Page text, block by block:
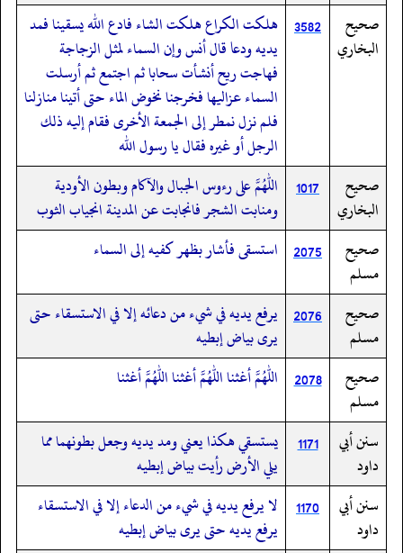
صحيح
البخاري
3582 هلكت الكراع هلكت الشاء فادع الله يسقينا فمد
يديه ودعا قال أنس وإن السماء لمثل الزجاجة
فهاجت ريح أنشأت سحابا ثم اجتمع ثم أرسلت
السماء عزاليها فخرجنا نخوض الماء حتى أتينا منازلنا
فلم نزل نمطر إلى الجمعة الأخرى فقام إليه ذلك
الرجل أو غيره فقال يا رسول الله
صحيح
البخاري
1017
اللهم على رءوس الجبال والآكام وبطون الأودية
ومنابت الشجر فانجابت عن المدينة انجياب الثوب
صحيح
مسلم
2075 استسقى فأشار بظهر كفيه إلى السماء
صحيح
مسلم
2076 يرفع يديه في شيء من دعائه إلا في الاستسقاء حتى
يرى بياض إبطيه
صحيح
مسلم
2078 اللهم أغثنا اللهم أغثنا اللهم أغثنا
سنن أبي
داود
1171
يستسقي هكذا يعني ومد يديه وجعل بطونهما مما
يلي الأرض رأيت بياض إبطيه
سنن أبي
داود
1170
لا يرفع يديه في شيء من الدعاء إلا في الاستسقاء
يرفع يديه حتى يرى بياض إبطيه